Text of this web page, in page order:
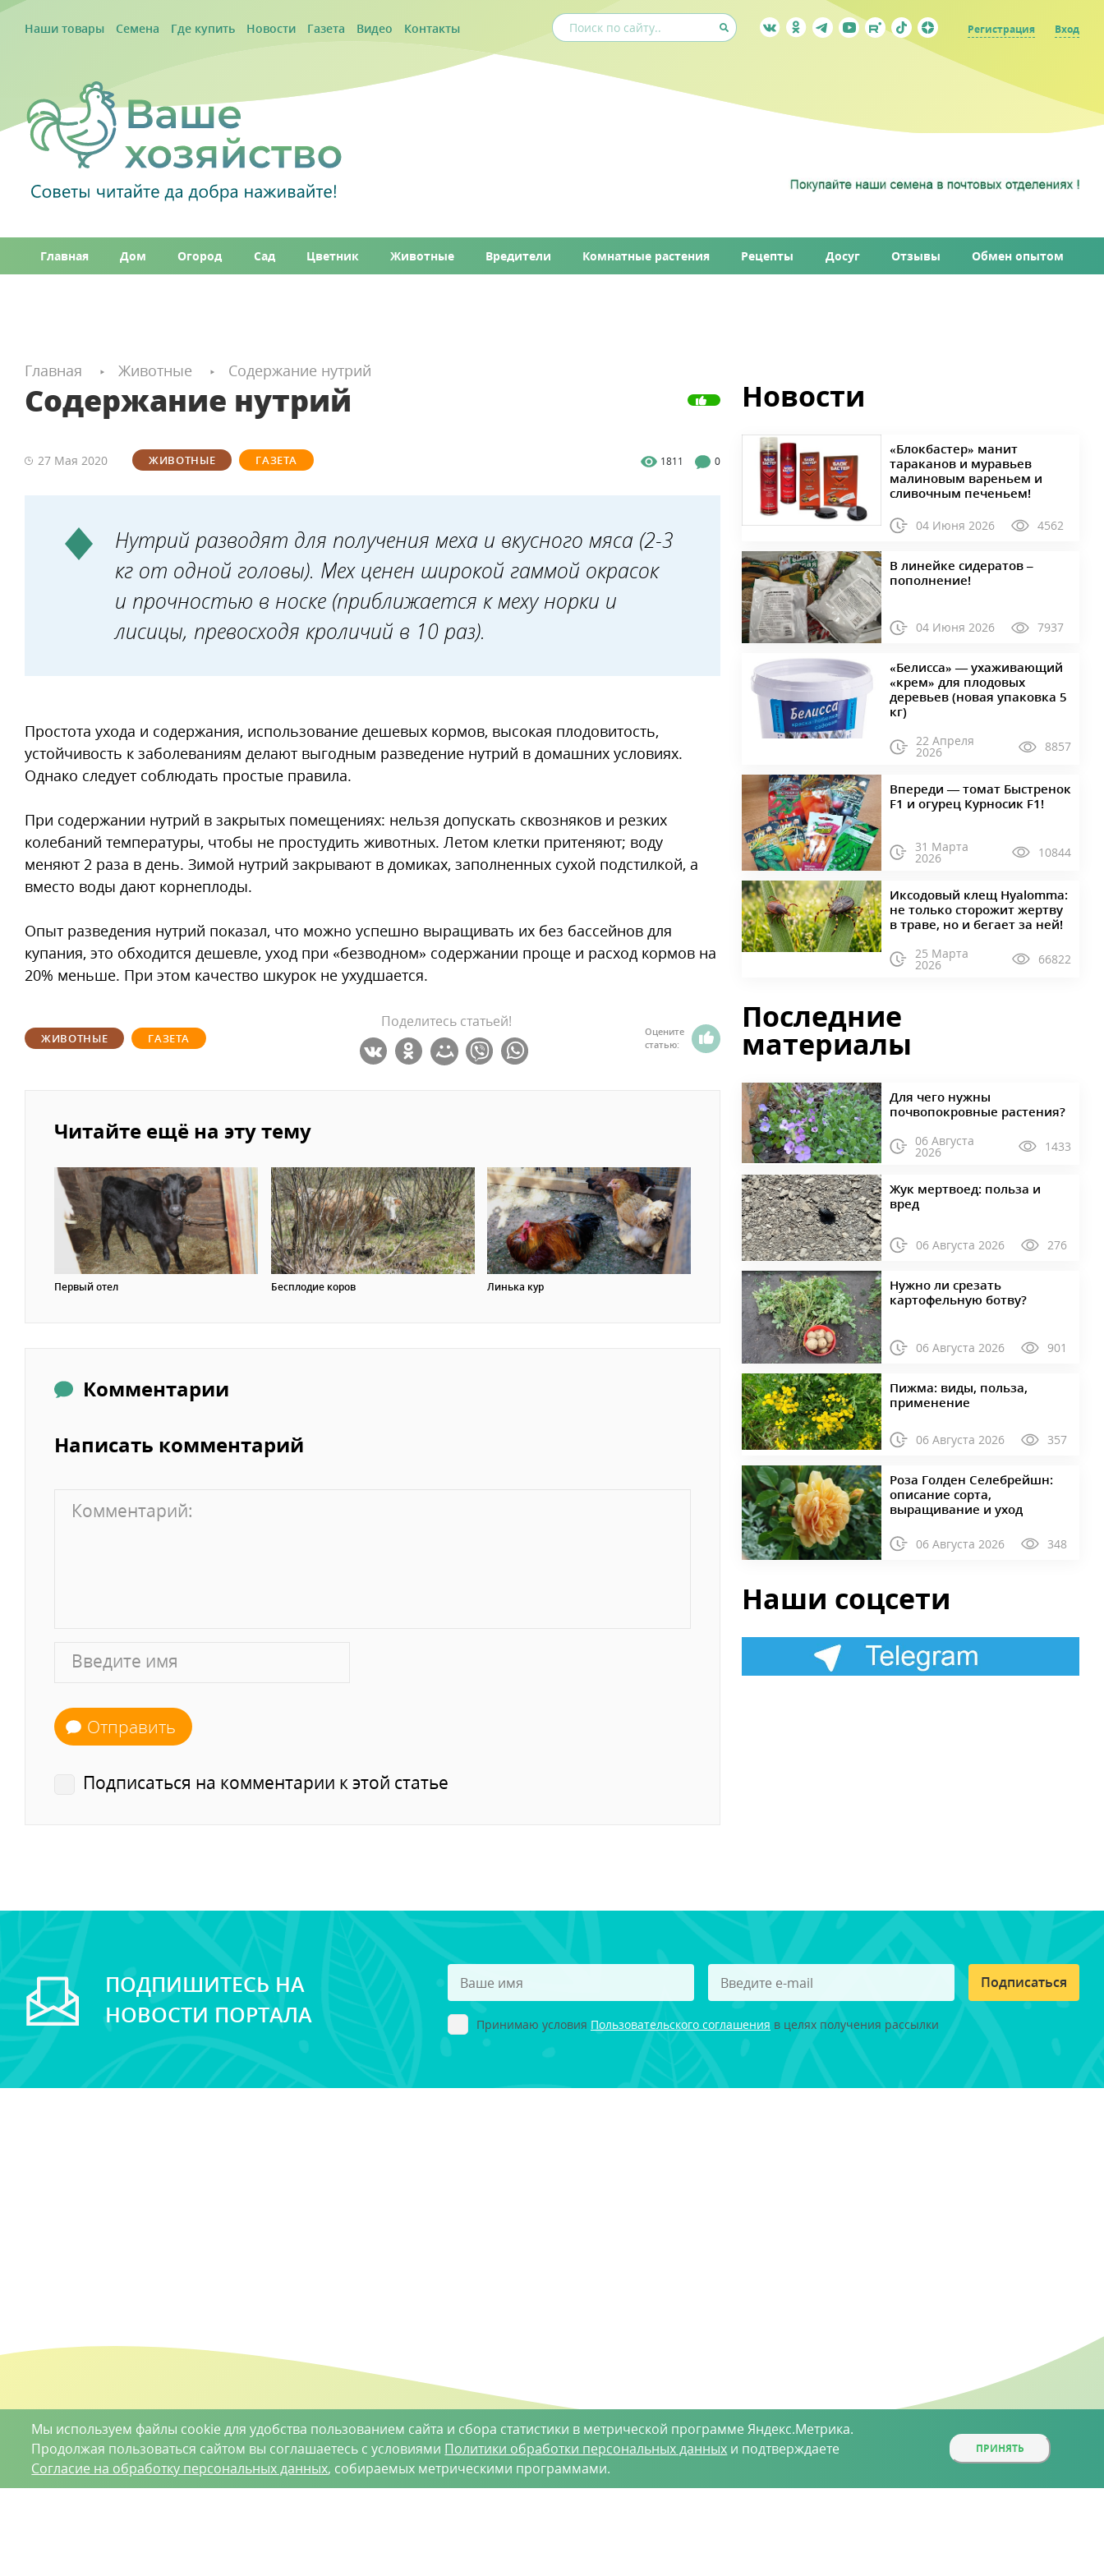
Наши товары Семена Где купить Новости Газета Видео Контакты Регистрация Вход
Главная Дом Огород Сад Цветник Животные Вредители Комнатные растения Рецепты Досуг Отзывы Обмен опытом
Главная Животные Содержание нутрий
Содержание нутрий
27 Мая 2020 ЖИВОТНЫЕ ГАЗЕТА 1811 0
Нутрий разводят для получения меха и вкусного мяса (2-3
кг от одной головы). Мех ценен широкой гаммой окрасок
и прочностью в носке (приближается к меху норки и
лисицы, превосходя кроличий в 10 раз).
Простота ухода и содержания, использование дешевых кормов, высокая плодовитость,
устойчивость к заболеваниям делают выгодным разведение нутрий в домашних условиях.
Однако следует соблюдать простые правила.
При содержании нутрий в закрытых помещениях: нельзя допускать сквозняков и резких
колебаний температуры, чтобы не простудить животных. Летом клетки притеняют; воду
меняют 2 раза в день. Зимой нутрий закрывают в домиках, заполненных сухой подстилкой, а
вместо воды дают корнеплоды.
Опыт разведения нутрий показал, что можно успешно выращивать их без бассейнов для
купания, это обходится дешевле, уход при «безводном» содержании проще и расход кормов на
20% меньше. При этом качество шкурок не ухудшается.
ЖИВОТНЫЕ ГАЗЕТА
Поделитесь статьей!
Оцените
статью:
Читайте ещё на эту тему
Первый отел Бесплодие коров Линька кур
Комментарии
Написать комментарий
Отправить
Подписаться на комментарии к этой статье
Новости
«Блокбастер» манит
тараканов и муравьев
малиновым вареньем и
сливочным печеньем!
04 Июня 2026 4562
В линейке сидератов –
пополнение!
04 Июня 2026 7937
«Белисса» — ухаживающий
«крем» для плодовых
деревьев (новая упаковка 5
кг)
22 Апреля
2026 8857
Впереди — томат Быстренок
F1 и огурец Курносик F1!
31 Марта
2026 10844
Иксодовый клещ Hyalomma:
не только сторожит жертву
в траве, но и бегает за ней!
25 Марта
2026 66822
Последние
материалы
Для чего нужны
почвопокровные растения?
06 Августа
2026 1433
Жук мертвоед: польза и
вред
06 Августа 2026 276
Нужно ли срезать
картофельную ботву?
06 Августа 2026 901
Пижма: виды, польза,
применение
06 Августа 2026 357
Роза Голден Селебрейшн:
описание сорта,
выращивание и уход
06 Августа 2026 348
Наши соцсети
ПОДПИШИТЕСЬ НА
НОВОСТИ ПОРТАЛА
Подписаться
Принимаю условия Пользовательского соглашения в целях получения рассылки
Мы используем файлы cookie для удобства пользованием сайта и сбора статистики в метрической программе Яндекс.Метрика.
Продолжая пользоваться сайтом вы соглашаетесь с условиями Политики обработки персональных данных и подтверждаете
Согласие на обработку персональных данных, собираемых метрическими программами.
ПРИНЯТЬ